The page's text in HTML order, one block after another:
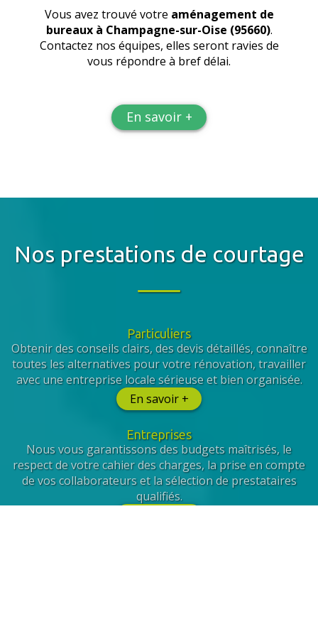
Vous avez trouvé votre aménagement de
bureaux à Champagne-sur-Oise (95660).
Contactez nos équipes, elles seront ravies de
vous répondre à bref délai.
En savoir +
Nos prestations de courtage
Particuliers
Obtenir des conseils clairs, des devis détaillés, connaître
toutes les alternatives pour votre rénovation, travailler
avec une entreprise locale sérieuse et bien organisée.
En savoir +
Entreprises
Nous vous garantissons des budgets maîtrisés, le
respect de votre cahier des charges, la prise en compte
de vos collaborateurs et la sélection de prestataires
qualifiés.